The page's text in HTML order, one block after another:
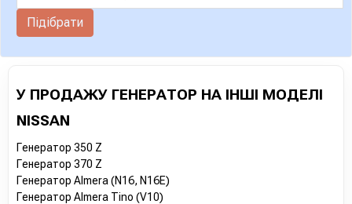
Підібрати
У ПРОДАЖУ ГЕНЕРАТОР НА ІНШІ МОДЕЛІ
NISSAN
Генератор 350 Z
Генератор 370 Z
Генератор Almera (N16, N16E)
Генератор Almera Tino (V10)